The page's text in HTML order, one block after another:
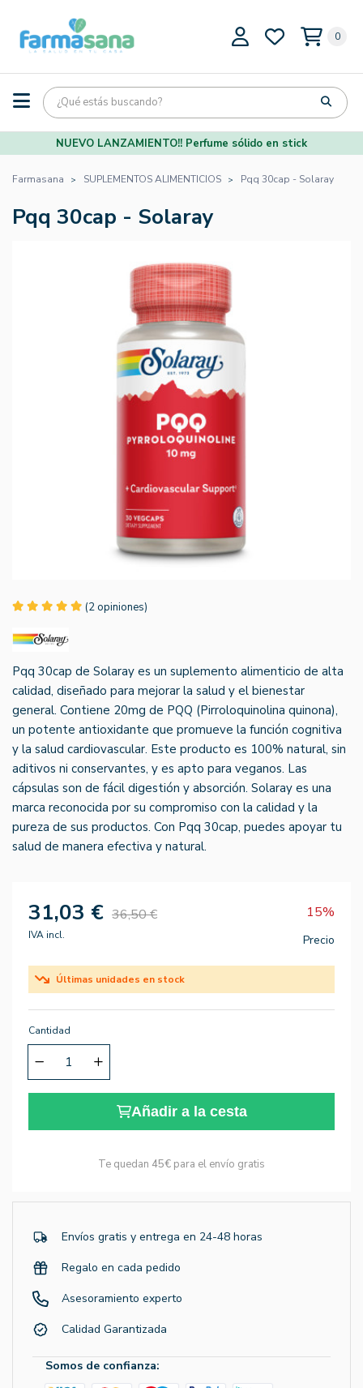
0
NUEVO LANZAMIENTO!! Perfume sólido en stick
Farmasana SUPLEMENTOS ALIMENTICIOS Pqq 30cap - Solaray
Pqq 30cap - Solaray
(2 opiniones)
Pqq 30cap de Solaray es un suplemento alimenticio de alta
calidad, diseñado para mejorar la salud y el bienestar
general. Contiene 20mg de PQQ (Pirroloquinolina quinona),
un potente antioxidante que promueve la función cognitiva
y la salud cardiovascular. Este producto es 100% natural, sin
aditivos ni conservantes, y es apto para veganos. Las
cápsulas son de fácil digestión y absorción. Solaray es una
marca reconocida por su compromiso con la calidad y la
pureza de sus productos. Con Pqq 30cap, puedes apoyar tu
salud de manera efectiva y natural.
31,03 € 36,50 € 15%
IVA incl. Precio
Últimas unidades en stock
Cantidad
Añadir a la cesta
Te quedan 45€ para el envío gratis
Envíos gratis y entrega en 24-48 horas
Regalo en cada pedido
Asesoramiento experto
Calidad Garantizada
Somos de confianza: